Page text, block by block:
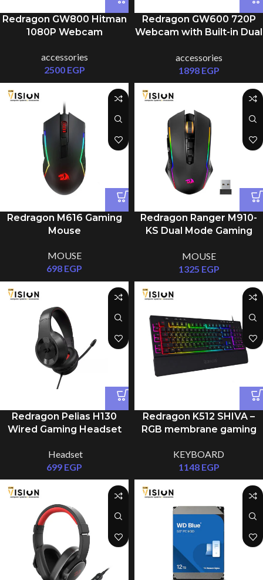
Redragon GW600 720P
Webcam with Built-in Dual
accessories
1898 EGP
Redragon GW800 Hitman
1080P Webcam
accessories
2500 EGP
Redragon Ranger M910-
KS Dual Mode Gaming
MOUSE
1325 EGP
Redragon M616 Gaming
Mouse
MOUSE
698 EGP
Redragon K512 SHIVA –
RGB membrane gaming
keys, 8 media keys, full
anti-ghosting,
KEYBOARD
1148 EGP
Redragon Pelias H130
Wired Gaming Headset
Headset
699 EGP